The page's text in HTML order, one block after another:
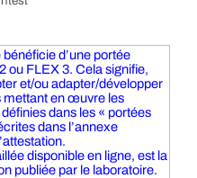
d’une portée
ou FLEX 3. Cela signifie,
et/ou adapter/développer
mettant en œuvre les
dans les « portées
dans l’annexe
disponible en ligne, est la
publiée par le laboratoire.